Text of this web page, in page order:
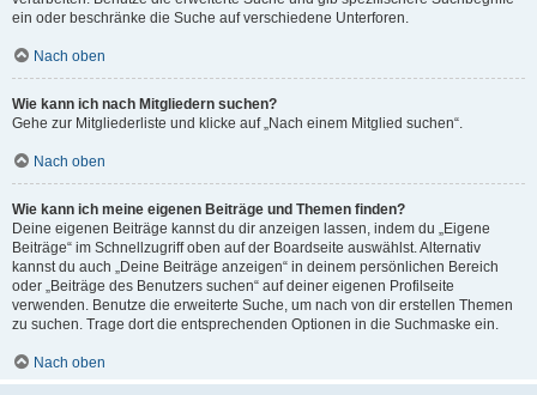
ein oder beschränke die Suche auf verschiedene Unterforen.
Nach oben
Wie kann ich nach Mitgliedern suchen?
Gehe zur Mitgliederliste und klicke auf „Nach einem Mitglied suchen“.
Nach oben
Wie kann ich meine eigenen Beiträge und Themen finden?
Deine eigenen Beiträge kannst du dir anzeigen lassen, indem du „Eigene
Beiträge“ im Schnellzugriff oben auf der Boardseite auswählst. Alternativ
kannst du auch „Deine Beiträge anzeigen“ in deinem persönlichen Bereich
oder „Beiträge des Benutzers suchen“ auf deiner eigenen Profilseite
verwenden. Benutze die erweiterte Suche, um nach von dir erstellen Themen
zu suchen. Trage dort die entsprechenden Optionen in die Suchmaske ein.
Nach oben